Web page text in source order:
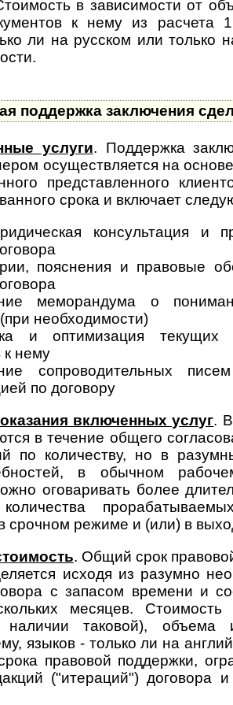
в зависимости от
к нему из расчета
ли на русском или только
поддержка заключения
услуги. Поддержка
осущест­вляется на
пред­став­лен­ного
срока и включает
консультация и
пояснения и правовые
меморандума о
необходимости)
и оптимизация текущих
к нему
сопроводительных
по договору
включенных услуг.
в тече­ние общего
по количеству, но в
в обыч­ном
огова­ривать более
срочном режиме и (или) в
. Общий срок
исходя из разумно
с запасом времени и
месяцев.
наличии таковой), объема
языков - только ли на
правовой поддержки,
("итераций") договора